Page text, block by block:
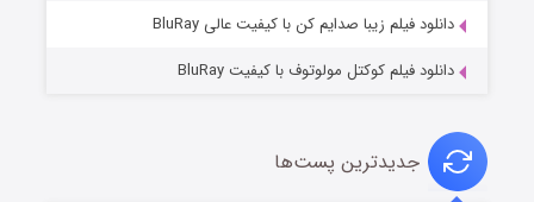
دانلود فیلم زیبا صدایم کن با کیفیت عالی BluRay
دانلود فیلم کوکتل مولوتوف با کیفیت BluRay
جدیدترین پست‌ها